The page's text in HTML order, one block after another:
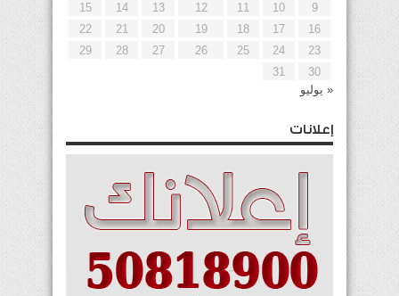
9
10
11
12
13
14
15
16
17
18
19
20
21
22
23
24
25
26
27
28
29
30
31
« يوليو
إعلانات